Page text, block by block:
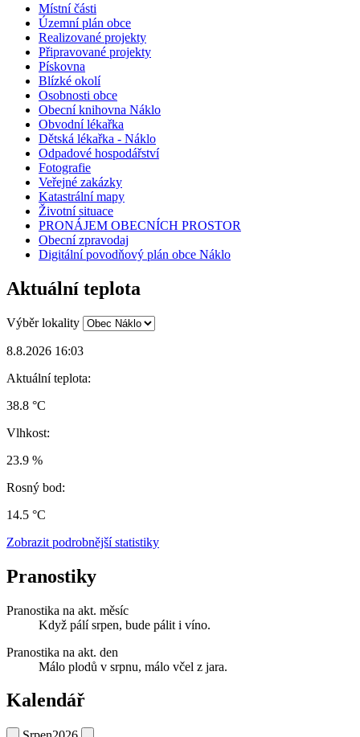
Místní části
Územní plán obce
Realizované projekty
Připravované projekty
Pískovna
Blízké okolí
Osobnosti obce
Obecní knihovna Náklo
Obvodní lékařka
Dětská lékařka - Náklo
Odpadové hospodářství
Fotografie
Veřejné zakázky
Katastrální mapy
Životní situace
PRONÁJEM OBECNÍCH PROSTOR
Obecní zpravodaj
Digitální povodňový plán obce Náklo
Aktuální teplota
Výběr lokality
8.8.2026 16:03
Aktuální teplota:
38.8 °C
Vlhkost:
23.9 %
Rosný bod:
14.5 °C
Zobrazit podrobnější statistiky
Pranostiky
Pranostika na akt. měsíc
Když pálí srpen, bude pálit i víno.
Pranostika na akt. den
Málo plodů v srpnu, málo včel z jara.
Kalendář